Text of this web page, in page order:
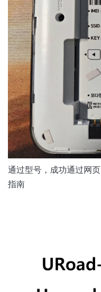
通过型号，成功通过网
指南